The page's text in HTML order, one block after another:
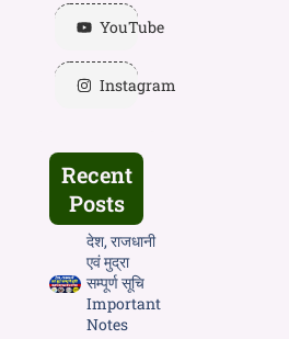
YouTube
Instagram
Recent
Posts
देश, राजधानी
एवं मुद्रा
सम्पूर्ण सूचि
Important
Notes